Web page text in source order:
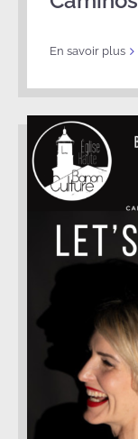
En savoir plus